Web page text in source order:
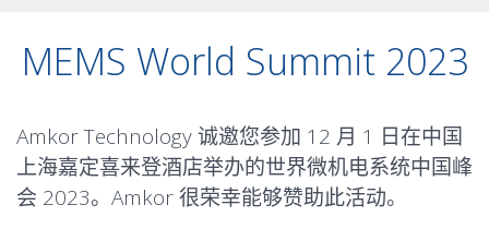
MEMS World Summit 2023
Amkor Technology 诚邀您参加 12 月 1 日在中国
上海嘉定喜来登酒店举办的世界微机电系统中国峰
会 2023。Amkor 很荣幸能够赞助此活动。